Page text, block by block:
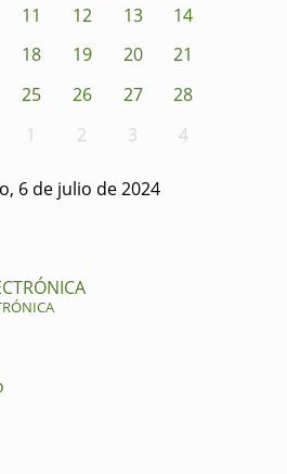
11 12 13
14
18 19 20
21
25 26 27
28
1 2 3 4
6 de julio de 2024